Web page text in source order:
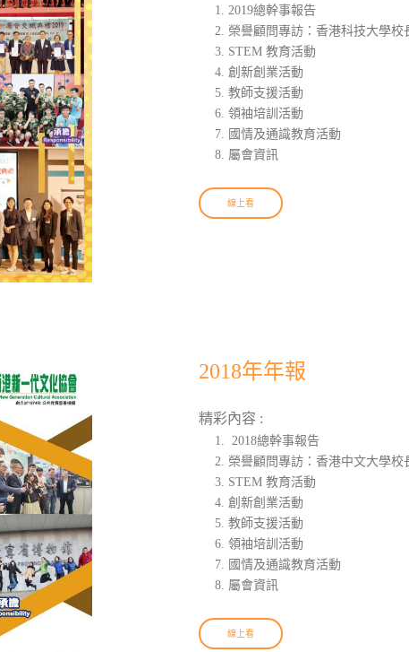
2019總幹事報告
榮譽顧問專訪：香港科技大學
STEM 教育活動
創新創業活動
教師支援活動
領袖培訓活動
國情及通識教育活動
屬會資訊
線上看
2018年年報
精彩內容 :
2018總幹事報告
榮譽顧問專訪：香港中文大學校
STEM 教育活動
創新創業活動
教師支援活動
領袖培訓活動
國情及通識教育活動
屬會資訊
線上看